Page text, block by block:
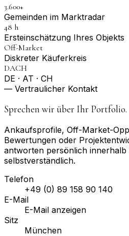
3.600+
Gemeinden im Marktradar
48 h
Erst­einschätzung Ihres Objekts
Off-Market
Diskreter Käuferkreis
DACH
DE · AT · CH
— Vertraulicher Kontakt
Sprechen wir über Ihr Portfolio.
Ankaufsprofile, Off-Market-
Bewertungen oder
antworten persönlich
selbstverständlich.
Telefon
+49 (0) 89 158 90 140
E-Mail
E-Mail anzeigen
Sitz
München